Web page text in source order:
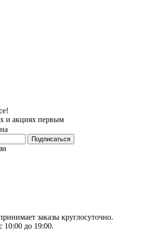
и акциях первым
заказы круглосуточно.
10:00 до 19:00.